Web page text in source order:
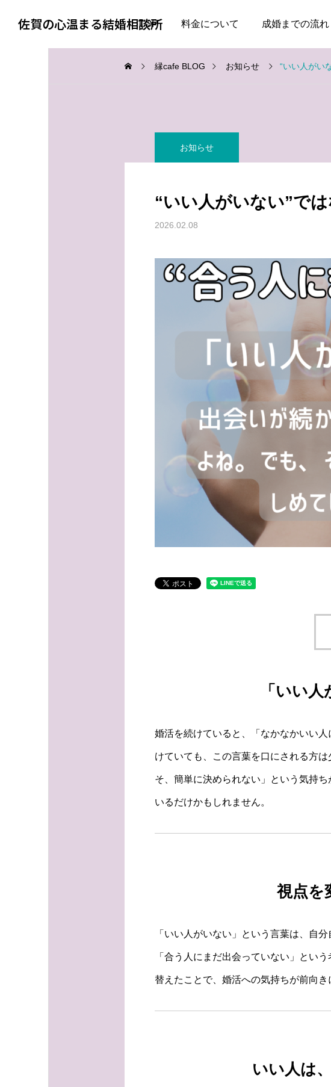
佐賀の心温まる結婚相談所
TOP 料金について 成婚までの流れ
いい
縁cafe BLOG お知らせ “いい人がい
お知らせ
“いい人がいない”で
2026.02.08
「いい
婚活を続けていると、「なかなかいい
けていても、この言葉を口にされる方
そ、簡単に決められない」という気持
いるだけかもしれません。
視点を
「いい人がいない」という言葉は、自
「合う人にまだ出会っていない」とい
替えたことで、婚活への気持ちが前向
いい人は